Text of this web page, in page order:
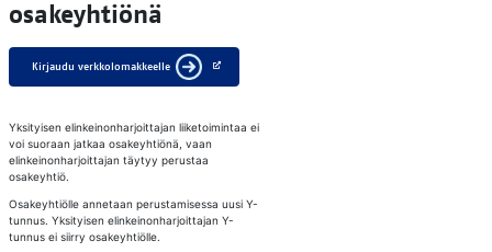
osa­keyh­tiö­nä
Kirjaudu verkkolomakkeelle
Yksityisen elinkeinonharjoittajan liiketoimintaa ei
voi suoraan jatkaa osakeyhtiönä, vaan
elinkeinonharjoittajan täytyy perustaa
osakeyhtiö.
Osakeyhtiölle annetaan perustamisessa uusi Y-
tunnus. Yksityisen elinkeinonharjoittajan Y-
tunnus ei siirry osakeyhtiölle.